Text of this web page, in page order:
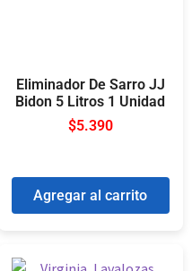
Eliminador De Sarro JJ
Bidon 5 Litros 1 Unidad
$5.390
Agregar al carrito